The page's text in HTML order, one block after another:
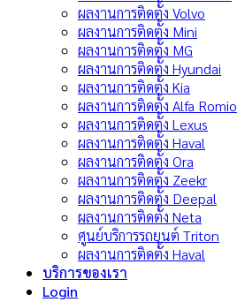
ผลงานการติดตั้ง Volvo
ผลงานการติดตั้ง Mini
ผลงานการติดตั้ง MG
ผลงานการติดตั้ง Hyundai
ผลงานการติดตั้ง Kia
ผลงานการติดตั้ง Alfa Romio
ผลงานการติดตั้ง Lexus
ผลงานการติดตั้ง Haval
ผลงานการติดตั้ง Ora
ผลงานการติดตั้ง Zeekr
ผลงานการติดตั้ง Deepal
ผลงานการติดตั้ง Neta
ศูนย์บริการรถยนต์ Triton
ผลงานการติดตั้ง Haval
บริการของเรา
Login